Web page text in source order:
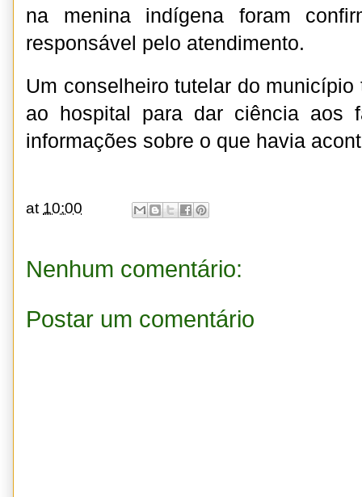
na menina indígena foram
responsável pelo atendimento.
Um conselheiro tutelar do
ao hospital para dar ciência aos
informações sobre o que havia
at 10:00
Nenhum comentário:
Postar um comentário